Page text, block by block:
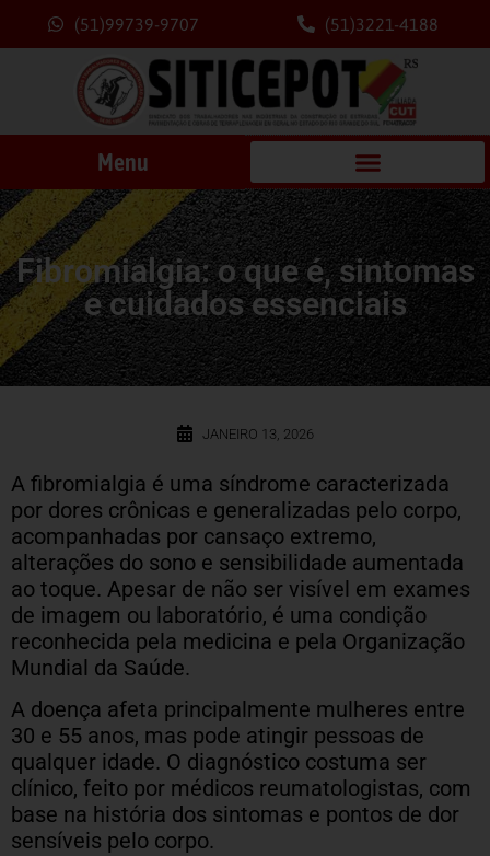
(51)99739-9707 (51)3221-4188
Menu
Fibromialgia: o que é, sintomas
e cuidados essenciais
JANEIRO 13, 2026
A fibromialgia é uma síndrome caracterizada
por dores crônicas e generalizadas pelo corpo,
acompanhadas por cansaço extremo,
alterações do sono e sensibilidade aumentada
ao toque. Apesar de não ser visível em exames
de imagem ou laboratório, é uma condição
reconhecida pela medicina e pela Organização
Mundial da Saúde.
A doença afeta principalmente mulheres entre
30 e 55 anos, mas pode atingir pessoas de
qualquer idade. O diagnóstico costuma ser
clínico, feito por médicos reumatologistas, com
base na história dos sintomas e pontos de dor
sensíveis pelo corpo.